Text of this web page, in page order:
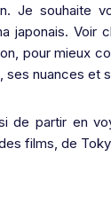
Je souhaite
japonais. Voir
pour mieux
ses nuances et
de partir en
films, de